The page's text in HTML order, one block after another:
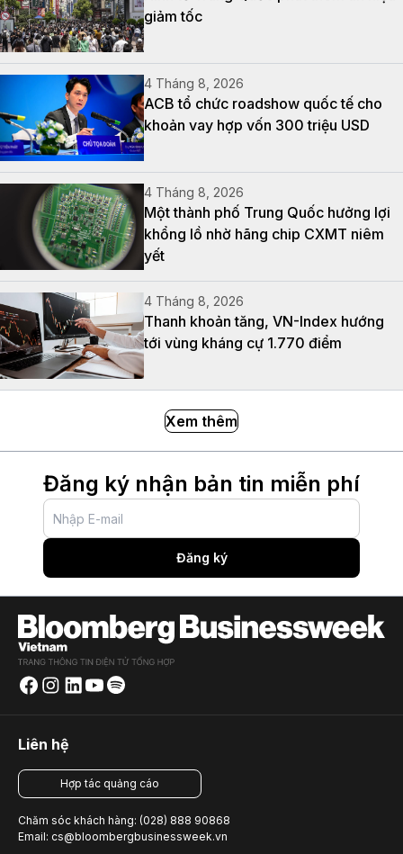
giảm tốc
4 Tháng 8, 2026
ACB tổ chức roadshow quốc tế cho
khoản vay hợp vốn 300 triệu USD
4 Tháng 8, 2026
Một thành phố Trung Quốc hưởng lợi
khổng lồ nhờ hãng chip CXMT niêm
yết
4 Tháng 8, 2026
Thanh khoản tăng, VN-Index hướng
tới vùng kháng cự 1.770 điểm
Xem thêm
Đăng ký nhận bản tin miễn phí
Đăng ký
Liên hệ
Hợp tác quảng cáo
Chăm sóc khách hàng: (028) 888 90868
Email: cs@bloombergbusinessweek.vn